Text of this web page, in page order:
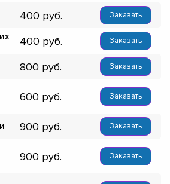
400 Заказать
400 Заказать
800 Заказать
600 Заказать
900 Заказать
900 Заказать